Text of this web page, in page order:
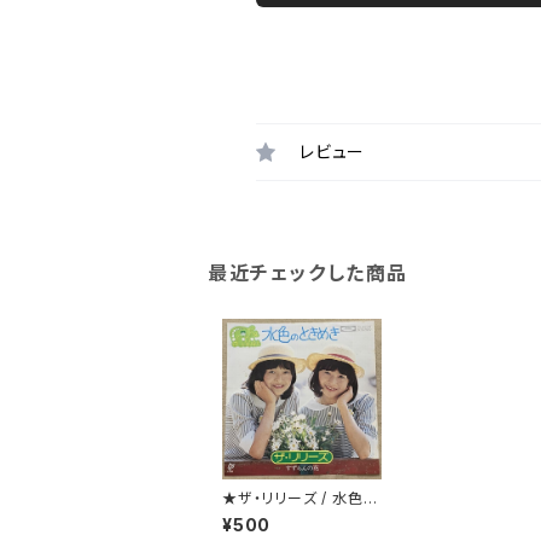
レビュー
最近チェックした商品
★ザ・リリーズ / 水色の
ときめき
¥500